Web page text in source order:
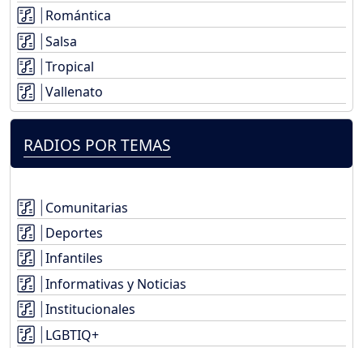
Romántica
Salsa
Tropical
Vallenato
RADIOS POR TEMAS
Comunitarias
Deportes
Infantiles
Informativas y Noticias
Institucionales
LGBTIQ+